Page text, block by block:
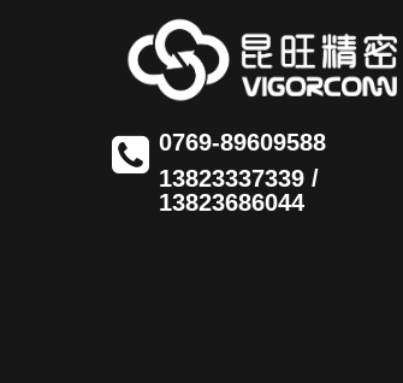
0769-89609588
13823337339 /
13823686044